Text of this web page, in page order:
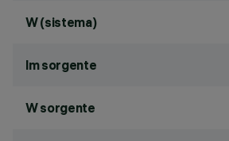
W (sistema)
lm sorgente
W sorgente